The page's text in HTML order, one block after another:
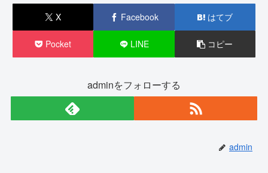
X Facebook はてブ
Pocket LINE コピー
adminをフォローする
admin